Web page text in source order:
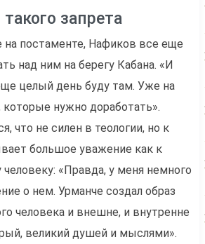
запрета
на постаменте, Нафиков все еще
над ним на берегу Кабана. «И
целый день буду там. Уже на
нужно доработать».
что не силен в теологии, но к
большое уважение как к
«Правда, у меня немного
о нем. Урманче создал образ
человека и внешне, и внутренне
великий душей и мыслями».